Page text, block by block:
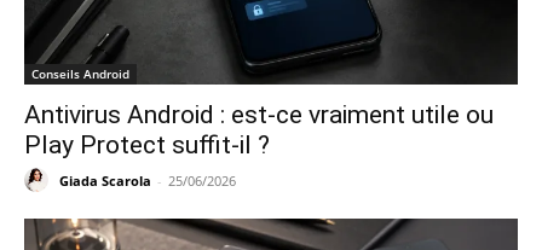
Conseils Android
Antivirus Android : est-ce vraiment utile ou
Play Protect suffit-il ?
Giada Scarola - 25/06/2026